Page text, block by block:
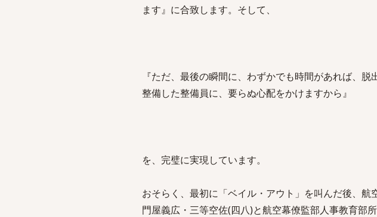
ます』に合致します。そして、
『ただ、最後の瞬間に、わずかでも時間があれば、
整備した整備員に、要らぬ心配をかけますから』
を、完璧に実現しています。
おそらく、最初に「ベイル・アウト」を叫んだ後、航
門屋義広・三等空佐(四八)と航空幕僚監部人事教育部